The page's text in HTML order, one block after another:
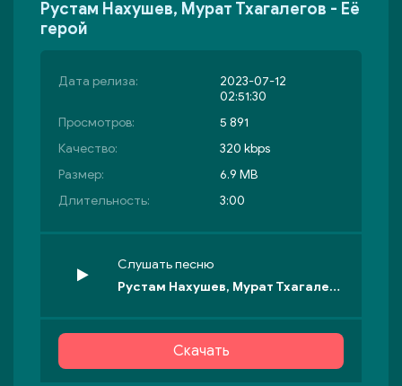
Рустам Нахушев, Мурат Тхагалегов - Её
герой
Дата релиза:
2023-07-12
02:51:30
Просмотров:
5 891
Качество:
320 kbps
Размер:
6.9 MB
Длительность:
3:00
Слушать песню
Рустам Нахушев, Мурат Тхагалегов - Её герой
Скачать